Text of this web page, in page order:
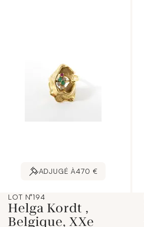
ADJUGÉ À470 €
LOT N°194
Helga Kordt ,
Belgique, XXe